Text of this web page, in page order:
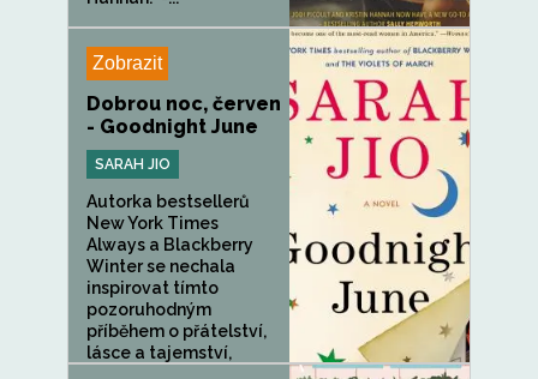
Zobrazit
Dobrou noc, červen
- Goodnight June
SARAH JIO
Autorka bestsellerů
New York Times
Always a Blackberry
Winter se nechala
inspirovat tímto
pozoruhodným
příběhem o přátelství,
lásce a tajemství,